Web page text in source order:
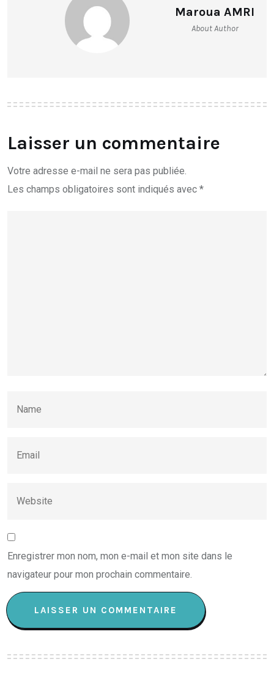
Maroua AMRI
About Author
Laisser un commentaire
Votre adresse e-mail ne sera pas publiée.
Les champs obligatoires sont indiqués avec *
Enregistrer mon nom, mon e-mail et mon site dans le
navigateur pour mon prochain commentaire.